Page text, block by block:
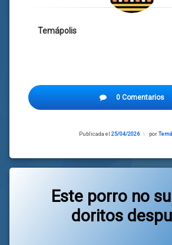
Temápolis
0 Comentarios
Publicada el 25/04/2026 por
Este porro no
doritos